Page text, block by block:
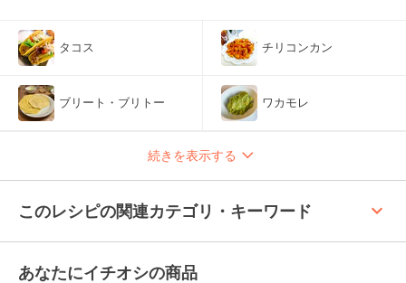
タコス チリコンカン
ブリート・ブリトー ワカモレ
続きを表示する
このレシピの関連カテゴリ・キーワード keyboard_arrow_up
あなたにイチオシの商品